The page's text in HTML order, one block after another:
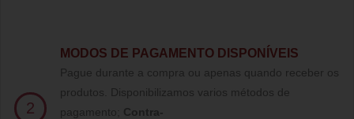
2
MODOS DE PAGAMENTO DISPONÍVEIS
Pague durante a compra ou apenas quando receber os
produtos. Disponibilizamos varios métodos de
pagamento; Contra-